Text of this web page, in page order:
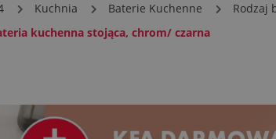
Kuchnia Baterie Kuchenne Rodzaj
kuchenna stojąca, chrom/ czarna